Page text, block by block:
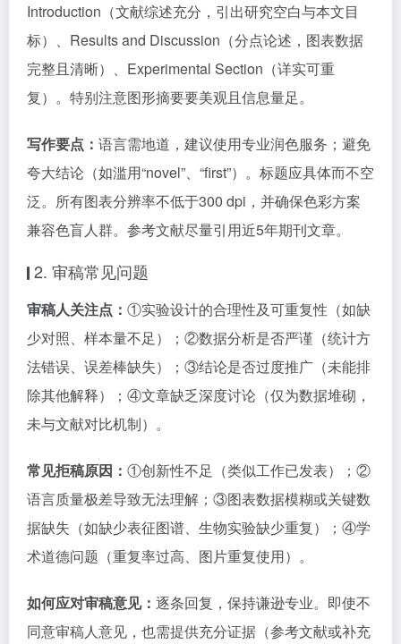
Introduction（文献综述充分，引出研究空白与本文目
标）、Results and Discussion（分点论述，图表数据
完整且清晰）、Experimental Section（详实可重
复）。特别注意图形摘要要美观且信息量足。
写作要点： 语言需地道，建议使用专业润色服务；避免
夸大结论（如滥用“novel”、“first”）。标题应具体而不空
泛。所有图表分辨率不低于300 dpi，并确保色彩方案
兼容色盲人群。参考文献尽量引用近5年期刊文章。
2. 审稿常见问题
审稿人关注点： ①实验设计的合理性及可重复性（如缺
少对照、样本量不足）；②数据分析是否严谨（统计方
法错误、误差棒缺失）；③结论是否过度推广（未能排
除其他解释）；④文章缺乏深度讨论（仅为数据堆砌，
未与文献对比机制）。
常见拒稿原因： ①创新性不足（类似工作已发表）；②
语言质量极差导致无法理解；③图表数据模糊或关键数
据缺失（如缺少表征图谱、生物实验缺少重复）；④学
术道德问题（重复率过高、图片重复使用）。
如何应对审稿意见： 逐条回复，保持谦逊专业。即使不
同意审稿人意见，也需提供充分证据（参考文献或补充